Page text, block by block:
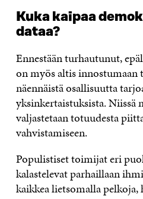
Kuka kaipaa
dataa?
Ennestään turhautunut,
on myös altis innostumaan
näennäistä osallisuutta
yksinkertaistuksista.
valjastetaan totuudesta
vahvistamiseen.
Populistiset toimijat eri
kalastelevat parhaillaan
kaikkea lietsomalla